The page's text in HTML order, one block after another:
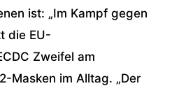
ist: „Im Kampf gegen
die EU-
Zweifel am
Masken im Alltag. „Der